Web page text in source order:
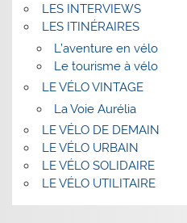
LES INTERVIEWS
LES ITINÉRAIRES
L’aventure en vélo
Le tourisme à vélo
LE VÉLO VINTAGE
La Voie Aurélia
LE VÉLO DE DEMAIN
LE VÉLO URBAIN
LE VÉLO SOLIDAIRE
LE VÉLO UTILITAIRE